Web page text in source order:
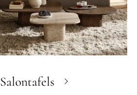
Salontafels